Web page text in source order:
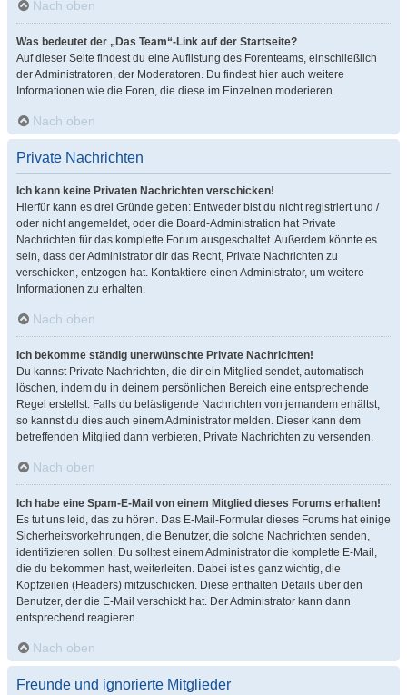
Nach oben
Was bedeutet der „Das Team“-Link auf der Startseite?
Auf dieser Seite findest du eine Auflistung des Forenteams, einschließlich
der Administratoren, der Moderatoren. Du findest hier auch weitere
Informationen wie die Foren, die diese im Einzelnen moderieren.
Nach oben
Private Nachrichten
Ich kann keine Privaten Nachrichten verschicken!
Hierfür kann es drei Gründe geben: Entweder bist du nicht registriert und /
oder nicht angemeldet, oder die Board-Administration hat Private
Nachrichten für das komplette Forum ausgeschaltet. Außerdem könnte es
sein, dass der Administrator dir das Recht, Private Nachrichten zu
verschicken, entzogen hat. Kontaktiere einen Administrator, um weitere
Informationen zu erhalten.
Nach oben
Ich bekomme ständig unerwünschte Private Nachrichten!
Du kannst Private Nachrichten, die dir ein Mitglied sendet, automatisch
löschen, indem du in deinem persönlichen Bereich eine entsprechende
Regel erstellst. Falls du belästigende Nachrichten von jemandem erhältst,
so kannst du dies auch einem Administrator melden. Dieser kann dem
betreffenden Mitglied dann verbieten, Private Nachrichten zu versenden.
Nach oben
Ich habe eine Spam-E-Mail von einem Mitglied dieses Forums erhalten!
Es tut uns leid, das zu hören. Das E-Mail-Formular dieses Forums hat einige
Sicherheitsvorkehrungen, die Benutzer, die solche Nachrichten senden,
identifizieren sollen. Du solltest einem Administrator die komplette E-Mail,
die du bekommen hast, weiterleiten. Dabei ist es ganz wichtig, die
Kopfzeilen (Headers) mitzuschicken. Diese enthalten Details über den
Benutzer, der die E-Mail verschickt hat. Der Administrator kann dann
entsprechend reagieren.
Nach oben
Freunde und ignorierte Mitglieder